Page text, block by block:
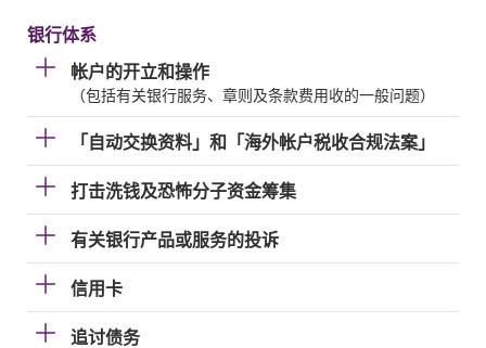
银行体系
帐户的开立和操作
（包括有关银行服务、章则及条款费用收的一般问题）
「自动交换资料」和「海外帐户税收合规法案」
打击洗钱及恐怖分子资金筹集
有关银行产品或服务的投诉
信用卡
追讨债务